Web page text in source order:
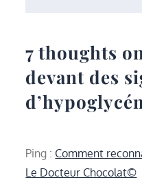
7 thoughts
devant des
Ping : Comment
Le Docteur Chocolat©